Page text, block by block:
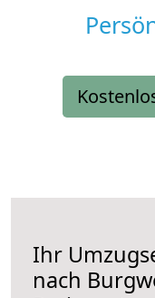
Ihr
nach